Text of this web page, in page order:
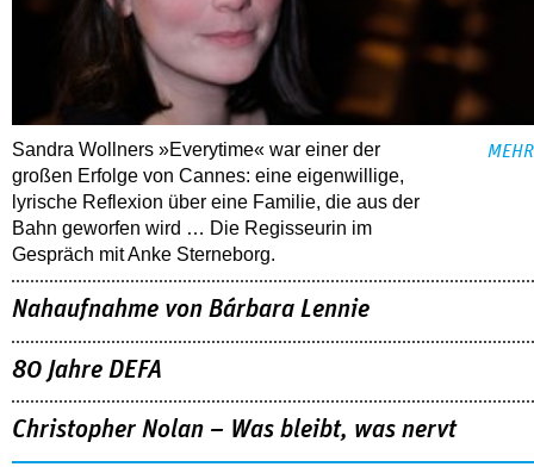
Sandra Wollners »Everytime« war einer der
großen Erfolge von Cannes: eine eigenwillige,
lyrische Reflexion über eine ­Familie, die aus der
Bahn geworfen wird … Die Regisseurin im
Gespräch mit Anke Sterneborg.
MEHR
Nahaufnahme von Bárbara Lennie
80 Jahre DEFA
Christopher Nolan – Was bleibt, was nervt